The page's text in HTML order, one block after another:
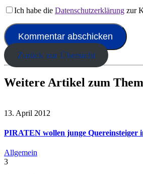
Ich habe die Datenschutzerklärung zur
Zurück zur Übersicht
Weitere Artikel zum
13. April 2012
PIRATEN wollen junge Quereinsteiger
Allgemein
3